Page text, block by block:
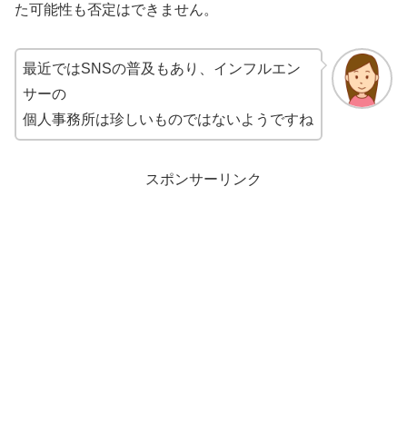
た可能性も否定はできません。
最近ではSNSの普及もあり、インフルエン
サーの
個人事務所は珍しいものではないようですね
スポンサーリンク